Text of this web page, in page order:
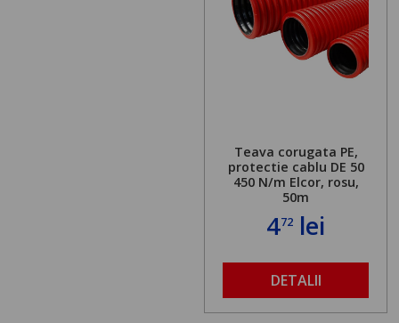
Teava corugata PE,
protectie cablu DE 50
450 N/m Elcor, rosu,
50m
472 lei
DETALII